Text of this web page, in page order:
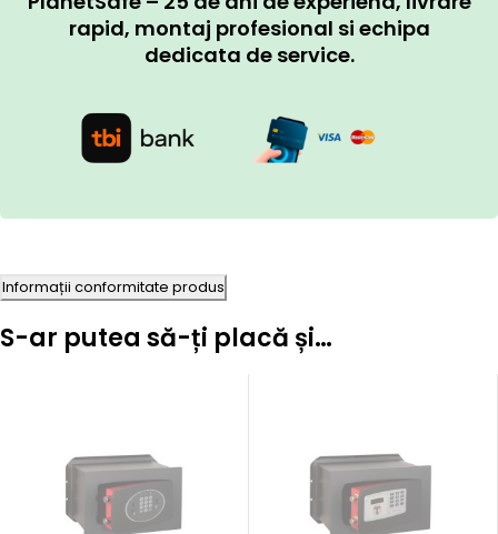
rapid, montaj profesional si echipa
dedicata de service.
Informații conformitate produs
S-ar putea să-ți placă și…